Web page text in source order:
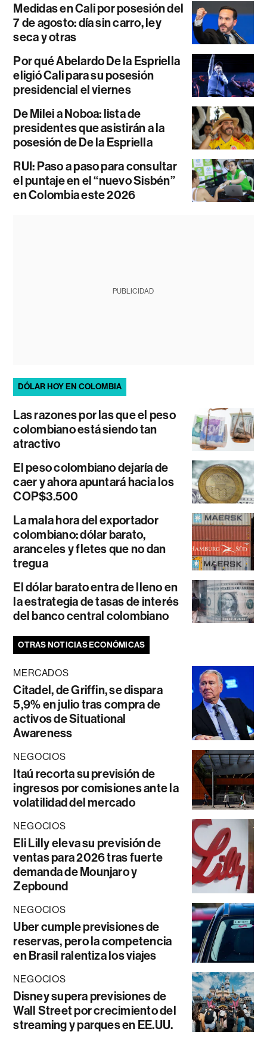
Medidas en Cali por posesión del
7 de agosto: día sin carro, ley
seca y otras
Por qué Abelardo De la Espriella
eligió Cali para su posesión
presidencial el viernes
De Milei a Noboa: lista de
presidentes que asistirán a la
posesión de De la Espriella
RUI: Paso a paso para consultar
el puntaje en el “nuevo Sisbén”
en Colombia este 2026
PUBLICIDAD
DÓLAR HOY EN COLOMBIA
Las razones por las que el peso
colombiano está siendo tan
atractivo
El peso colombiano dejaría de
caer y ahora apuntará hacia los
COP$3.500
La mala hora del exportador
colombiano: dólar barato,
aranceles y fletes que no dan
tregua
El dólar barato entra de lleno en
la estrategia de tasas de interés
del banco central colombiano
OTRAS NOTICIAS ECONÓMICAS
MERCADOS
Citadel, de Griffin, se dispara
5,9% en julio tras compra de
activos de Situational
Awareness
NEGOCIOS
Itaú recorta su previsión de
ingresos por comisiones ante la
volatilidad del mercado
NEGOCIOS
Eli Lilly eleva su previsión de
ventas para 2026 tras fuerte
demanda de Mounjaro y
Zepbound
NEGOCIOS
Uber cumple previsiones de
reservas, pero la competencia
en Brasil ralentiza los viajes
NEGOCIOS
Disney supera previsiones de
Wall Street por crecimiento del
streaming y parques en EE.UU.